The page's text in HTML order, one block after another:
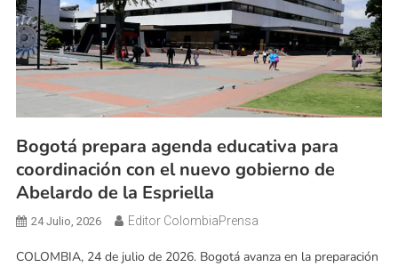
Bogotá prepara agenda educativa para
coordinación con el nuevo gobierno de
Abelardo de la Espriella
24 Julio, 2026 Editor ColombiaPrensa
COLOMBIA, 24 de julio de 2026. Bogotá avanza en la preparación